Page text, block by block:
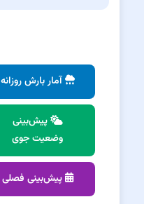
آمار بارش روزانه
پیش‌بینی
وضعیت جوی
پیش‌بینی فصلی